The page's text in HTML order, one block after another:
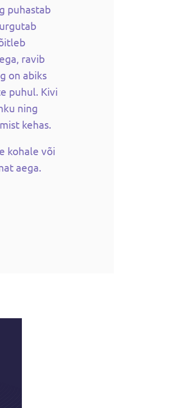
puhastab
ravib
on abiks
puhul. Kivi
ning
kehas.
kohale või
aega.